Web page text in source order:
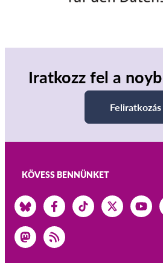
GDPRhub
Iratkozz fel a
Feliratkozás
KÖVESS BENNÜNKET